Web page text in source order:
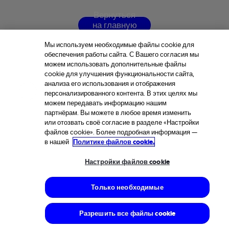
Вернуться
на главную
Мы используем необходимые файлы cookie для
обеспечения работы сайта. С Вашего согласия мы
можем использовать дополнительные файлы
cookie для улучшения функциональности сайта,
анализа его использования и отображения
персонализированного контента. В этих целях мы
можем передавать информацию нашим
партнёрам. Вы можете в любое время изменить
или отозвать своё согласие в разделе «Настройки
файлов cookie». Более подробная информация —
в нашей Политике файлов cookie.
Настройки файлов cookie
Только необходимые
Разрешить все файлы cookie